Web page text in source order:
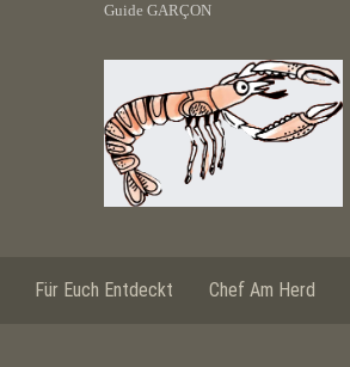
Guide GARÇON
Für Euch Entdeckt Chef Am Herd